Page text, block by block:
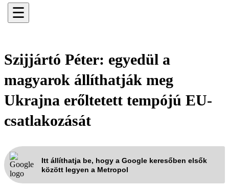
☰
Szijjártó Péter: egyedül a
magyarok állíthatják meg
Ukrajna erőltetett tempójú EU-
csatlakozását
Itt állíthatja be, hogy a Google keresőben elsők
között legyen a Metropol